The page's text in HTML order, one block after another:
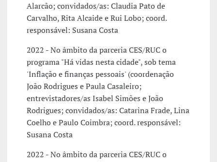
Alarcão; convidados/as: Claudia Pato de
Carvalho, Rita Alcaide e Rui Lobo; coord.
responsável: Susana Costa
2022 - No âmbito da parceria CES/RUC o
programa "Há vidas nesta cidade", sob tema
'Inflação e finanças pessoais' (coordenação
João Rodrigues e Paula Casaleiro;
entrevistadores/as Isabel Simões e João
Rodrigues; convidados/as: Catarina Frade, Lina
Coelho e Paulo Coimbra; coord. responsável:
Susana Costa
2022 - No âmbito da parceria CES/RUC o